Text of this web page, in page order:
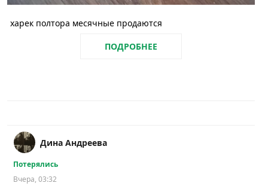
харек полтора месячные продаются
ПОДРОБНЕЕ
Дина Андреева
Потерялись
Вчера, 03:32